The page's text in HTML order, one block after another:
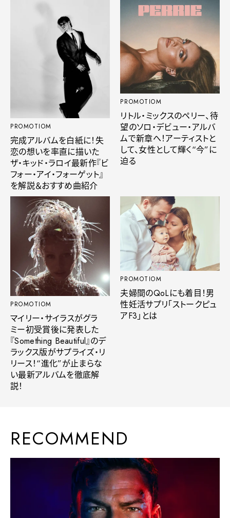
PROMOTIOM
完成アルバムを白紙に！失
恋の想いを率直に描いた
ザ・キッド・ラロイ最新作『ビ
フォー・アイ・フォーゲット』
を解説＆おすすめ曲紹介
PROMOTIOM
リトル・ミックスのペリー、待
望のソロ・デビュー・アルバ
ムで新章へ！アーティストと
して、女性として輝く“今”に
迫る
PROMOTIOM
マイリー・サイラスがグラ
ミー初受賞後に発表した
『Something Beautiful』のデ
ラックス版がサプライズ・リ
リース！“進化”が止まらな
い最新アルバムを徹底解
説！
PROMOTIOM
夫婦間のQoLにも着目！男
性妊活サプリ「ストークピュ
アF3」とは
RECOMMEND